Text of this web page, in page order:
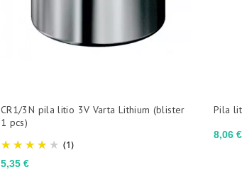
(1)
Precio
5,35 €
CR1/3N pila litio 3V Varta Lithium (blister
1 pcs)
Precio
8,06 €
Pila